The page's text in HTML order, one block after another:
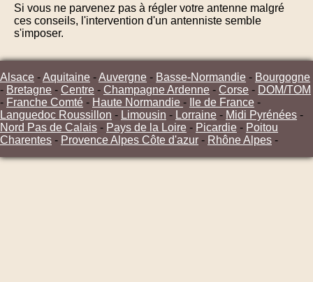
Si vous ne parvenez pas à régler votre antenne malgré
ces conseils, l'intervention d'un antenniste semble
s'imposer.
Alsace -Aquitaine -Auvergne - Basse-Normandie - Bourgogne
- Bretagne - Centre - Champagne Ardenne - Corse - DOM/TOM
- Franche Comté - Haute Normandie - Ile de France -
Languedoc Roussillon - Limousin - Lorraine - Midi Pyrénées -
Nord Pas de Calais - Pays de la Loire - Picardie - Poitou
Charentes - Provence Alpes Côte d'azur - Rhône Alpes -